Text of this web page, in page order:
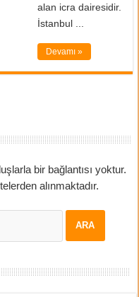
alan icra dairesidir.
İstanbul ...
Devamı »
bir bağlantısı yoktur.
alınmaktadır.